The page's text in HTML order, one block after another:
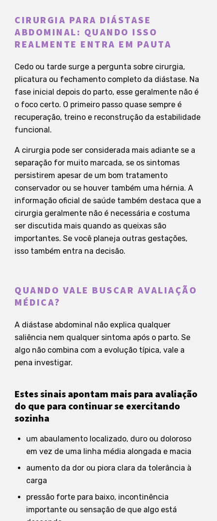
CIRURGIA PARA DIÁSTASE
ABDOMINAL: QUANDO ISSO
REALMENTE ENTRA EM PAUTA
Cedo ou tarde surge a pergunta sobre cirurgia,
plicatura ou fechamento completo da diástase. Na
fase inicial depois do parto, esse geralmente não é
o foco certo. O primeiro passo quase sempre é
recuperação, treino e reconstrução da estabilidade
funcional.
A cirurgia pode ser considerada mais adiante se a
separação for muito marcada, se os sintomas
persistirem apesar de um bom tratamento
conservador ou se houver também uma hérnia. A
informação oficial de saúde também destaca que a
cirurgia geralmente não é necessária e costuma
ser discutida mais quando as queixas são
importantes. Se você planeja outras gestações,
isso também entra na decisão.
QUANDO VALE BUSCAR AVALIAÇÃO
MÉDICA?
A diástase abdominal não explica qualquer
saliência nem qualquer sintoma após o parto. Se
algo não combina com a evolução típica, vale a
pena investigar.
Estes sinais apontam mais para avaliação
do que para continuar se exercitando
sozinha
um abaulamento localizado, duro ou doloroso
em vez de uma linha média alongada e macia
aumento da dor ou piora clara da tolerância à
carga
pressão forte para baixo, incontinência
importante ou sensação de que algo está